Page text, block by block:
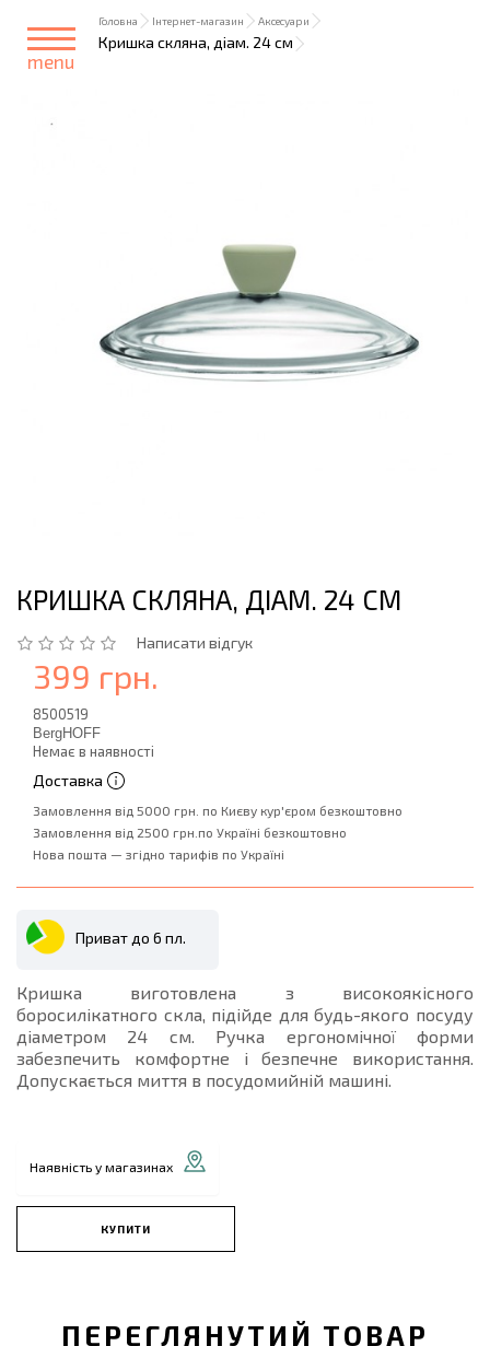
menu
Головна Інтернет-магазин Аксесуари
Кришка скляна, діам. 24 см
КРИШКА СКЛЯНА, ДІАМ. 24 СМ
Написати відгук
399 грн.
8500519
BergHOFF
Немає в наявності
Доставка
Замовлення від 5000 грн. по Києву кур'єром безкоштовно
Замовлення від 2500 грн.по Україні безкоштовно
Нова пошта — згідно тарифів по Україні
Приват до 6 пл.
Кришка виготовлена з високоякісного
боросилікатного скла, підійде для будь-якого посуду
діаметром 24 см. Ручка ергономічної форми
забезпечить комфортне і безпечне використання.
Допускається миття в посудомийній машині.
Наявність у магазинах
КУПИТИ
ПЕРЕГЛЯНУТИЙ ТОВАР